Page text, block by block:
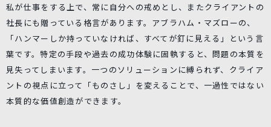
私が仕事をする上で、常に自分への戒めとし、またクライアントの
社長にも贈っている格言があります。アブラハム・マズローの、
「ハンマーしか持っていなければ、すべてが釘に見える」という言
葉です。特定の手段や過去の成功体験に固執すると、問題の本質を
見失ってしまいます。一つのソリューションに縛られず、クライア
ントの視点に立って「ものさし」を変えることで、一過性ではない
本質的な価値創造ができます。